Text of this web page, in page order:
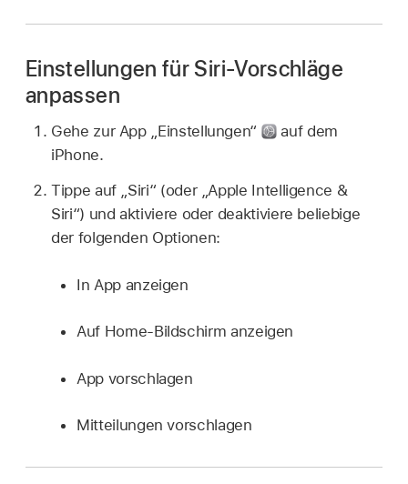
Einstellungen für Siri-Vorschläge
anpassen
Gehe zur App „Einstellungen“
auf dem
iPhone.
Tippe auf „Siri“ (oder „Apple Intelligence &
Siri“) und aktiviere oder deaktiviere beliebige
der folgenden Optionen:
In App anzeigen
Auf Home-Bildschirm anzeigen
App vorschlagen
Mitteilungen vorschlagen